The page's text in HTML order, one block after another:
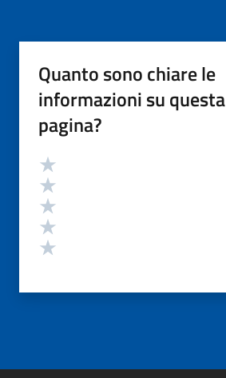
Quanto sono chiare le
informazioni su questa
pagina?
Valutazione